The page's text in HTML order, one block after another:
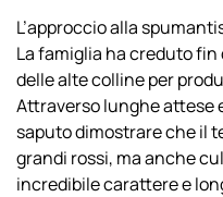
L’approccio alla
La famiglia ha creduto
delle alte colline per
Attraverso lunghe attese
saputo dimostrare che il
grandi rossi, ma anche
incredibile carattere e